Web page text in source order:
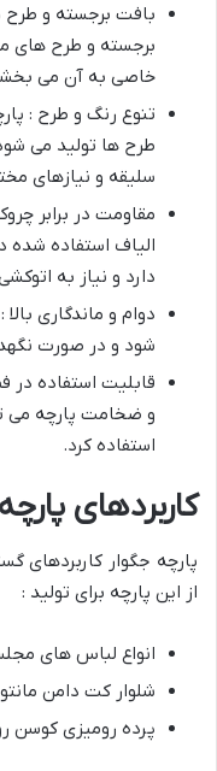
بافت برجسته و طرح
برجسته و طرح های
خاصی به آن می
تنوع رنگ و طرح :
طرح ها تولید می
سلیقه و نیازهای
مقاومت در برابر
الیاف استفاده
دارد و نیاز به
دوام و ماندگاری
شود و در صورت
قابلیت استفاده در
و ضخامت پارچه می
استفاده کرد.
کاربردهای
پارچه جگوار کاربردهای
از این پارچه برای تولید :
انواع لباس های
شلوار کت دامن مانتو
پرده رومیزی کوسن